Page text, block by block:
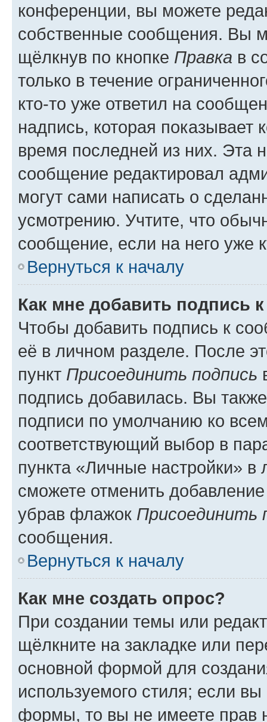
конференции, вы можете
собственные сообщения. Вы
щёлкнув по кнопке Правка в
только в течение
кто-то уже ответил на
надпись, которая показывает
время последней из них. Эта
сообщение редактировал
могут сами написать о
усмотрению. Учтите, что
сообщение, если на него уже
Вернуться к началу
Как мне добавить подпись
Чтобы добавить подпись к
её в личном разделе. После
пункт Присоединить подпись
подпись добавилась. Вы
подписи по умолчанию ко
соответствующий выбор в
пункта «Личные настройки»
сможете отменить
убрав флажок Присоединить
сообщения.
Вернуться к началу
Как мне создать опрос?
При создании темы или
щёлкните на закладке или
основной формой для
используемого стиля; если
формы, то вы не имеете прав